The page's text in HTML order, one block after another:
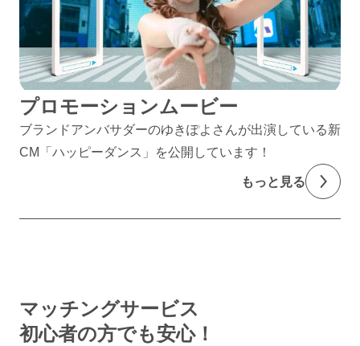
プロモーションムービー
ブランドアンバサダーのゆきぽよさんが出演している新
CM「ハッピーダンス」を公開しています！
もっと見る
マッチングサービス
初心者の方でも安心！